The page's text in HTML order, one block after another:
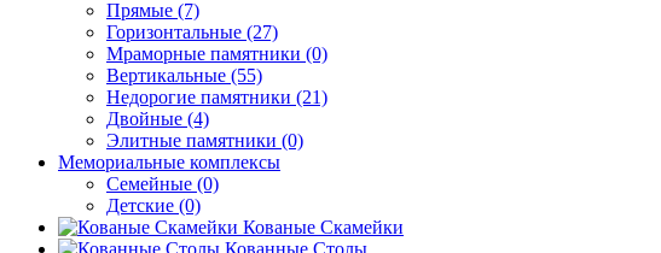
Прямые (7)
Горизонтальные (27)
Мраморные памятники (0)
Вертикальные (55)
Недорогие памятники (21)
Двойные (4)
Элитные памятники (0)
Мемориальные комплексы
Семейные (0)
Детские (0)
Кованые Скамейки
Кованные Столы